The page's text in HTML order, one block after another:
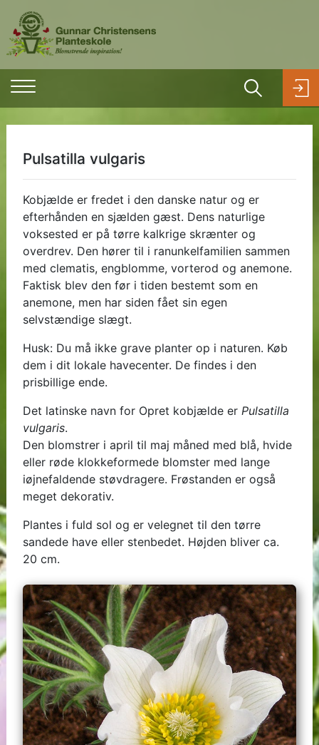
Pulsatilla vulgaris
Kobjælde er fredet i den danske natur og er
efterhånden en sjælden gæst. Dens naturlige
voksested er på tørre kalkrige skrænter og
overdrev. Den hører til i ranunkelfamilien sammen
med clematis, engblomme, vorterod og anemone.
Faktisk blev den før i tiden bestemt som en
anemone, men har siden fået sin egen
selvstændige slægt.
Husk: Du må ikke grave planter op i naturen. Køb
dem i dit lokale havecenter. De findes i den
prisbillige ende.
Det latinske navn for Opret kobjælde er Pulsatilla
vulgaris.
Den blomstrer i april til maj måned med blå, hvide
eller røde klokkeformede blomster med lange
iøjnefaldende støvdragere. Frøstanden er også
meget dekorativ.
Plantes i fuld sol og er velegnet til den tørre
sandede have eller stenbedet. Højden bliver ca.
20 cm.